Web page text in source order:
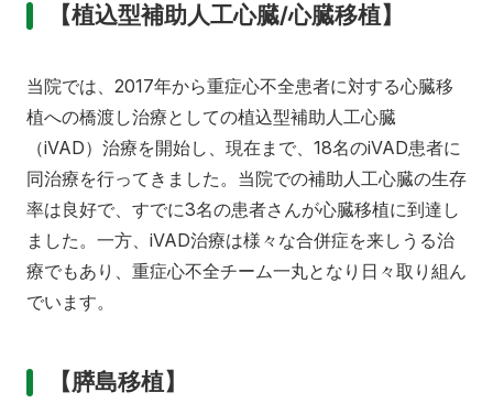
【植込型補助人工心臓/心臓移植】
当院では、2017年から重症心不全患者に対する心臓移
植への橋渡し治療としての植込型補助人工心臓
（iVAD）治療を開始し、現在まで、18名のiVAD患者に
同治療を行ってきました。当院での補助人工心臓の生存
率は良好で、すでに3名の患者さんが心臓移植に到達し
ました。一方、iVAD治療は様々な合併症を来しうる治
療でもあり、重症心不全チーム一丸となり日々取り組ん
でいます。
【膵島移植】